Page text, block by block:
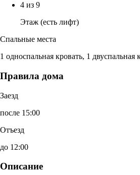
4 из 9
Этаж (есть лифт)
Спальные места
1 односпальная кровать, 1 двуспальная
Правила дома
Заезд
после 15:00
Отъезд
до 12:00
Описание